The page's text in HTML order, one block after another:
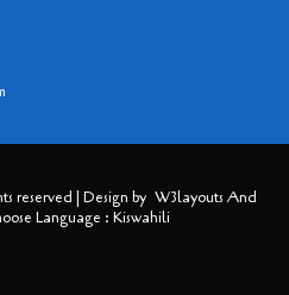
reserved | Design by W3layouts And
Language : Kiswahili